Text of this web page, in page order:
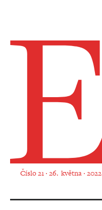
Číslo 21 ‧ 26. května ‧ 2022